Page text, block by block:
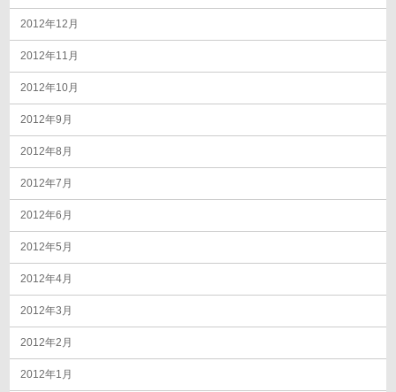
2012年12月
2012年11月
2012年10月
2012年9月
2012年8月
2012年7月
2012年6月
2012年5月
2012年4月
2012年3月
2012年2月
2012年1月